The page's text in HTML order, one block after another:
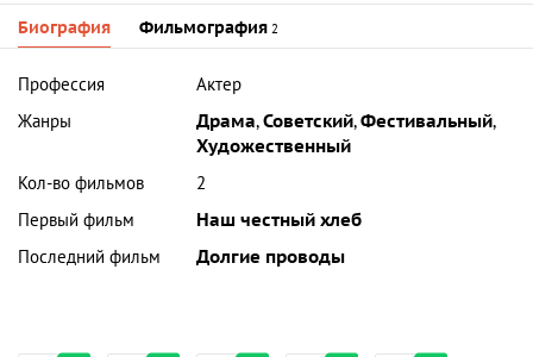
Биография Фильмография 2
Профессия
Актер
Жанры
Драма,Советский,Фестивальный,
Художественный
Кол-во фильмов
2
Первый фильм
Наш честный хлеб
Последний фильм
Долгие проводы